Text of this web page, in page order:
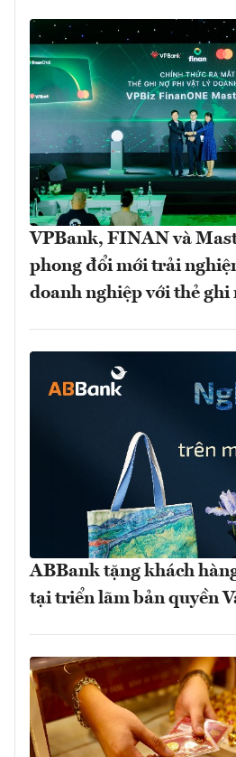
VPBank, FINAN và
phong đổi mới trải
doanh nghiệp với thẻ ghi
ABBank tặng khách
tại triển lãm bản quyền